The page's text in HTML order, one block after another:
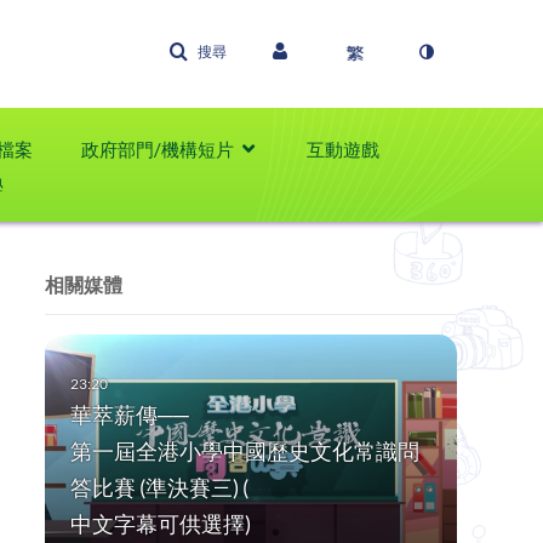
搜尋
案 政府部門/機構短片
互動遊戲
相關媒體
華萃薪傳──
第一屆全港小學中國歷史文化常識問
答比賽 (準決賽三) (
中文字幕可供選擇)